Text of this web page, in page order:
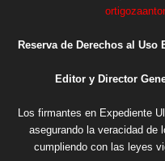
Reserva de Derechos al Uso
Editor y Director
Los firmantes en Expediente
asegurando la veracidad de
cumpliendo con las leyes